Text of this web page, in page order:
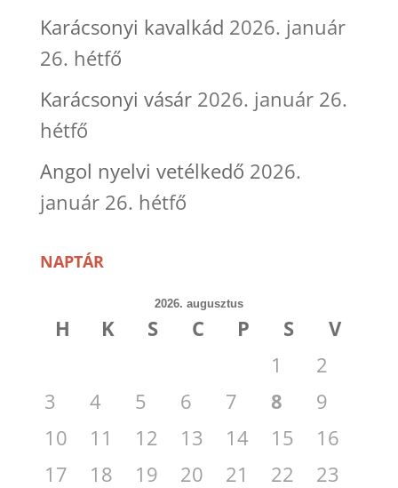
Karácsonyi kavalkád 2026. január
26. hétfő
Karácsonyi vásár 2026. január 26.
hétfő
Angol nyelvi vetélkedő 2026.
január 26. hétfő
NAPTÁR
2026. augusztus
H K S C P S
V
1
2
3
4 5 6 7 8
9
10
11 12 13 14 15
16
17
18 19 20 21 22 23